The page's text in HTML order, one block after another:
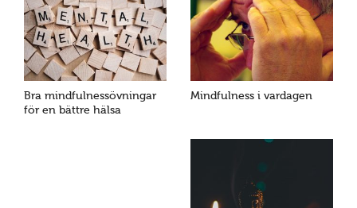
Bra mindfulnessövningar
för en bättre hälsa
Mindfulness i vardagen